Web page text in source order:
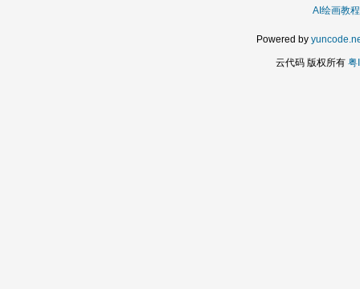
AI绘画教程
Powered by
云代码 版权所有 粤